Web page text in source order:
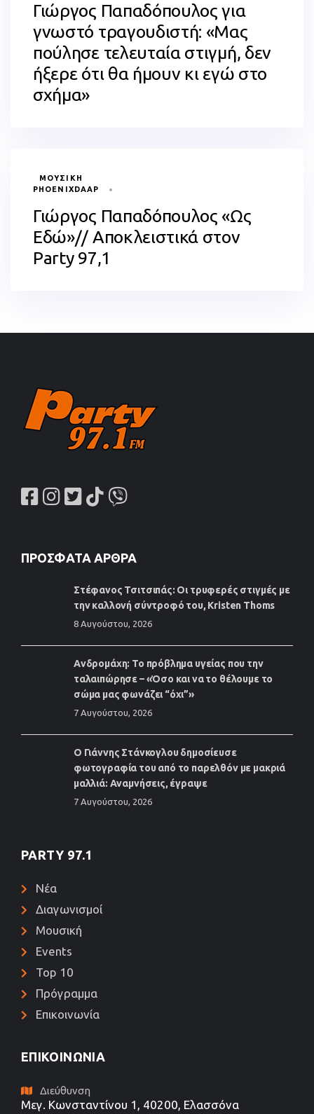
Γιώργος Παπαδόπουλος για
γνωστό τραγουδιστή: «Μας
πούλησε τελευταία στιγμή, δεν
ήξερε ότι θα ήμουν κι εγώ στο
σχήμα»
ΜΟΥΣΙΚΉ
PHOENIXDAAP
Γιώργος Παπαδόπουλος «Ως
Εδώ»// Αποκλειστικά στον
Party 97,1
ΠΡΌΣΦΑΤΑ ΆΡΘΡΑ
Στέφανος Τσιτσιπάς: Οι τρυφερές στιγμές με
την καλλονή σύντροφό του, Kristen Thoms
8 Αυγούστου, 2026
Ανδρομάχη: Το πρόβλημα υγείας που την
ταλαιπώρησε – «Όσο και να το θέλουμε το
σώμα μας φωνάζει “όχι”»
7 Αυγούστου, 2026
Ο Γιάννης Στάνκογλου δημοσίευσε
φωτογραφία του από το παρελθόν με μακριά
μαλλιά: Αναμνήσεις, έγραψε
7 Αυγούστου, 2026
PARTY 97.1
Νέα
Διαγωνισμοί
Μουσική
Events
Top 10
Πρόγραμμα
Επικοινωνία
ΕΠΙΚΟΙΝΩΝΊΑ
Διεύθυνση
Μεγ. Κωνσταντίνου 1, 40200, Ελασσόνα